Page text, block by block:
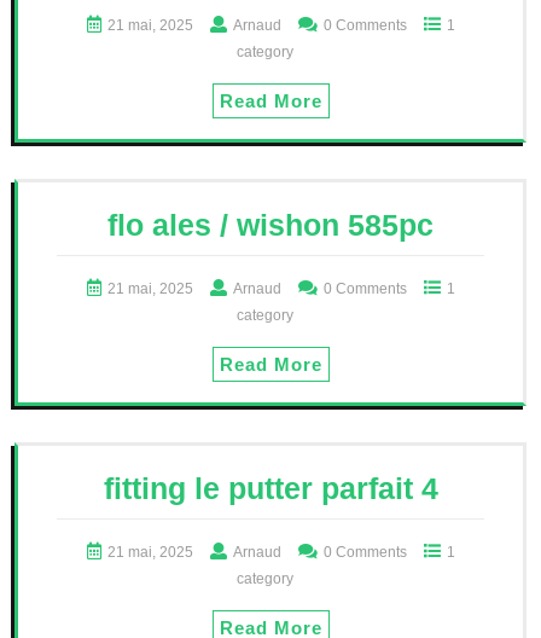
21 mai, 2025 Arnaud 0 Comments
1
category
Read More
flo ales / wishon 585pc
21 mai, 2025 Arnaud 0 Comments
1
category
Read More
fitting le putter parfait 4
21 mai, 2025 Arnaud 0 Comments
1
category
Read More